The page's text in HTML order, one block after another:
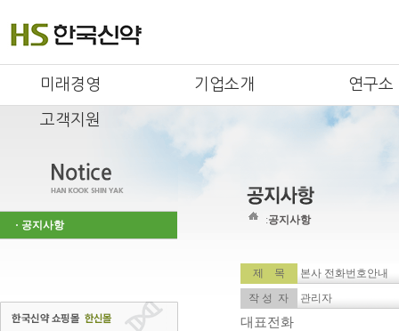
미래경영 기업소개 연구소
고객지원
· 공지사항 :공지사항
제 목
본사 전화번호안내
작 성 자
관리자
대표전화